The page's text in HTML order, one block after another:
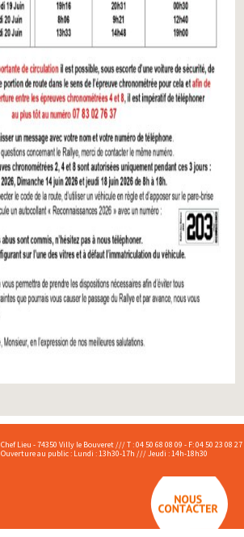
Chef Lieu - 74350 Villy le Bouveret /// T : 04 50 68 08 09 - F: 04 50 23 08 27
Ouverture au public : Lundi : 13h30-17h /// Jeudi : 14h-18h30